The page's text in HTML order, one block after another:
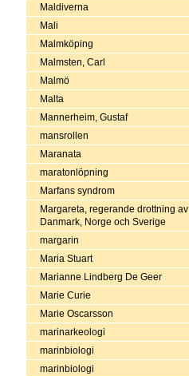
Maldiverna
Mali
Malmköping
Malmsten, Carl
Malmö
Malta
Mannerheim, Gustaf
mansrollen
Maranata
maratonlöpning
Marfans syndrom
Margareta, regerande drottning av
Danmark, Norge och Sverige
margarin
Maria Stuart
Marianne Lindberg De Geer
Marie Curie
Marie Oscarsson
marinarkeologi
marinbiologi
marinbiologi